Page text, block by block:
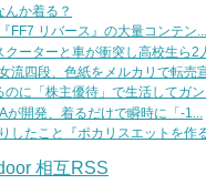
か着る？
FF7 リバース』の大量コンテン...
ーターと車が衝突し高校生ら2
流四段、色紙をメルカリで転売
のに「株主優待」で生活してガ
が開発、着るだけで瞬時に「-1...
したこと『ポカリスエットを作
相互RSS